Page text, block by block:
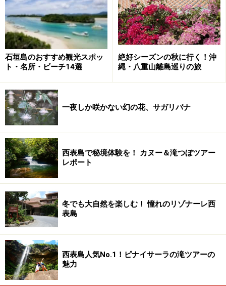
石垣島のおすすめ観光スポッ
ト・名所・ビーチ14選
絶好シーズンの秋に行く！沖
縄・八重山離島巡りの旅
一夜しか咲かない幻の花、サガリバナ
西表島で秘境体験を！ カヌー＆滝つぼツアー
レポート
冬でも大自然を楽しむ！ 憧れのリゾナーレ西
表島
西表島人気No.1！ピナイサーラの滝ツアーの
魅力